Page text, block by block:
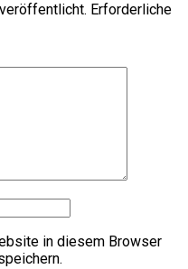
Erforderliche
in diesem Browser